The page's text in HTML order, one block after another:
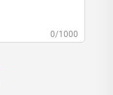
0/1000